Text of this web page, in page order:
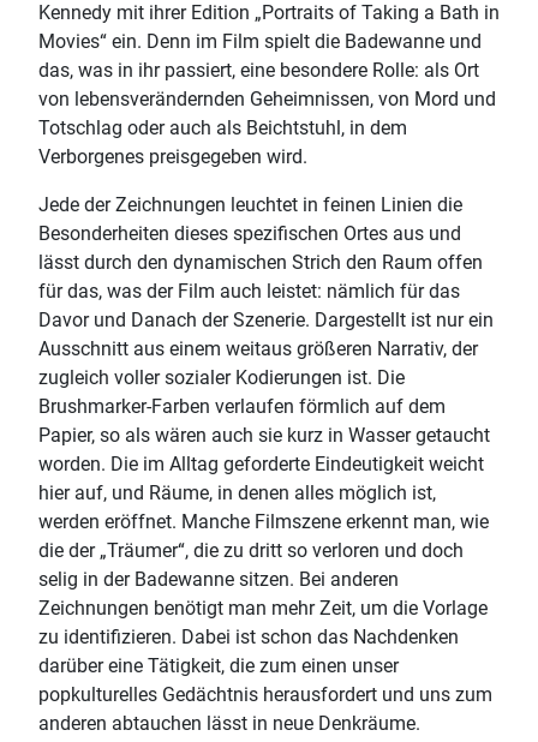
Kennedy mit ihrer Edition „Portraits of Taking a Bath in
Movies“ ein. Denn im Film spielt die Badewanne und
das, was in ihr passiert, eine besondere Rolle: als Ort
von lebensverändernden Geheimnissen, von Mord und
Totschlag oder auch als Beichtstuhl, in dem
Verborgenes preisgegeben wird.
Jede der Zeichnungen leuchtet in feinen Linien die
Besonderheiten dieses spezifischen Ortes aus und
lässt durch den dynamischen Strich den Raum offen
für das, was der Film auch leistet: nämlich für das
Davor und Danach der Szenerie. Dargestellt ist nur ein
Ausschnitt aus einem weitaus größeren Narrativ, der
zugleich voller sozialer Kodierungen ist. Die
Brushmarker-Farben verlaufen förmlich auf dem
Papier, so als wären auch sie kurz in Wasser getaucht
worden. Die im Alltag geforderte Eindeutigkeit weicht
hier auf, und Räume, in denen alles möglich ist,
werden eröffnet. Manche Filmszene erkennt man, wie
die der „Träumer“, die zu dritt so verloren und doch
selig in der Badewanne sitzen. Bei anderen
Zeichnungen benötigt man mehr Zeit, um die Vorlage
zu identifizieren. Dabei ist schon das Nachdenken
darüber eine Tätigkeit, die zum einen unser
popkulturelles Gedächtnis herausfordert und uns zum
anderen abtauchen lässt in neue Denkräume.